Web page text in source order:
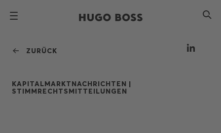
ZURÜCK
KAPITALMARKTNACHRICHTEN |
STIMMRECHTSMITTEILUNGEN